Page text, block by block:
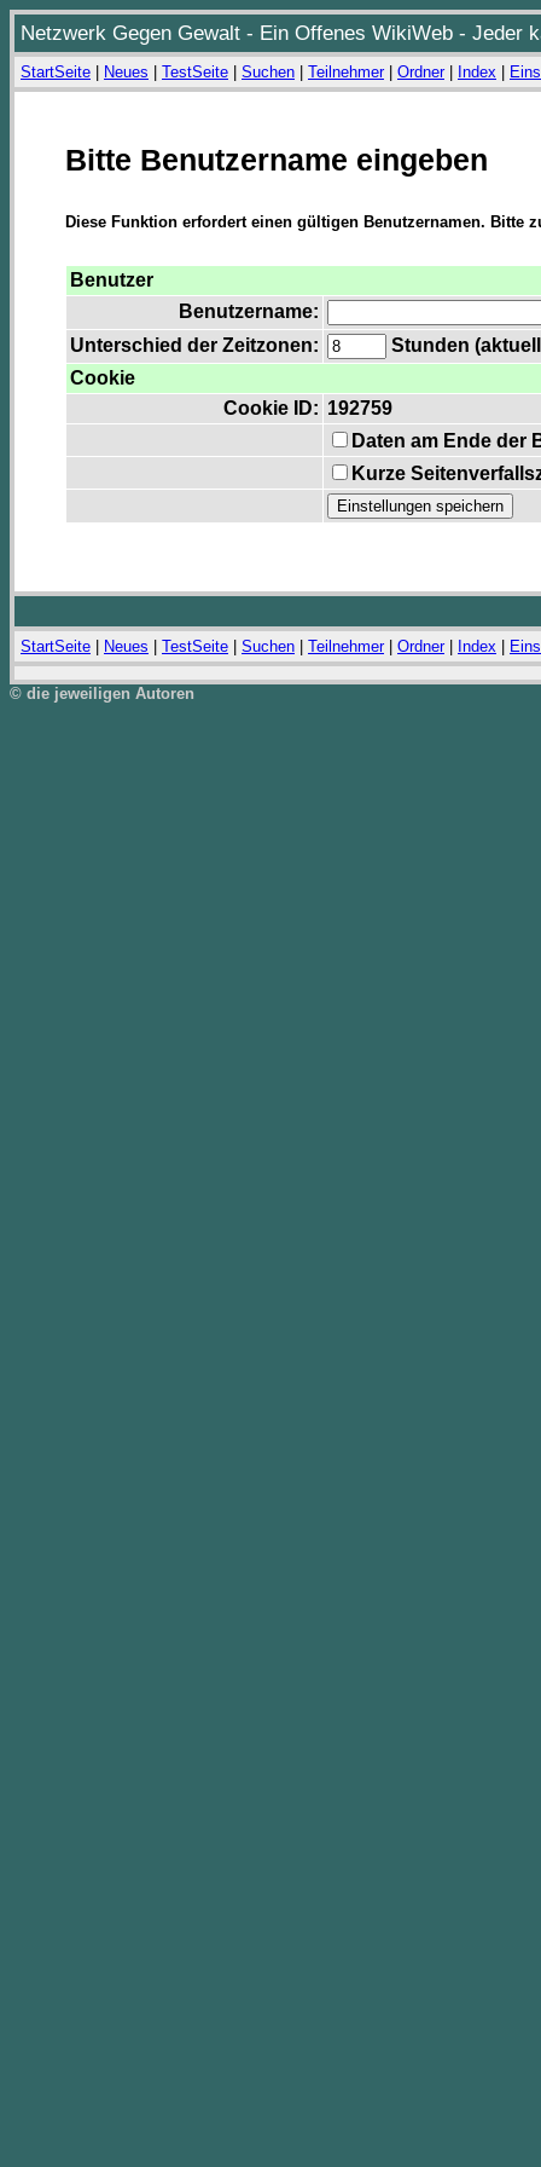
Netzwerk Gegen Gewalt - Ein Offenes WikiWeb - Jeder
StartSeite Neues TestSeite Suchen Teilnehmer| Ordner| Index
Bitte Benutzername eingeben
Diese Funktion erfordert einen gültigen Benutzernamen. Bitte
Benutzer
Benutzername:
Unterschied der Zeitzonen:
Stunden
Cookie
Cookie ID: 192759
Daten am Ende der
Kurze
StartSeite Neues TestSeite Suchen Teilnehmer| Ordner| Index
© die jeweiligen Autoren